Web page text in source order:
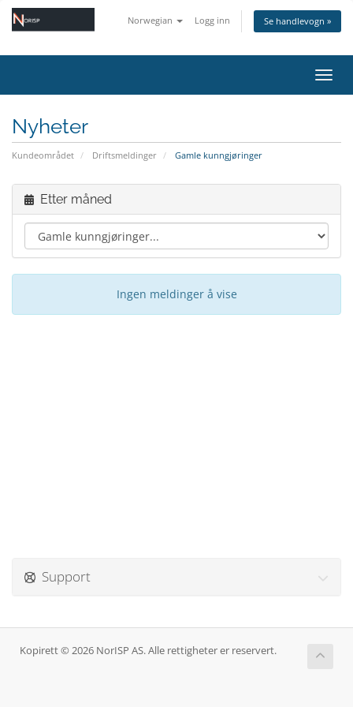
Norwegian Logg inn Se handlevogn »
Bytt
Nyheter
Kundeområdet Driftsmeldinger Gamle kunngjøringer
Etter måned
Ingen meldinger å vise
Support
Kopirett © 2026 NorISP AS. Alle rettigheter er reservert.